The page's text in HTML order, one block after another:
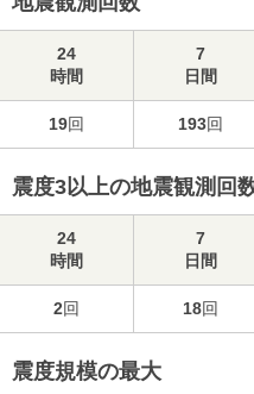
24
時間
7
日間
19回 193回
震度3以上の地震観測回
24
時間
7
日間
2回 18回
震度規模の最大